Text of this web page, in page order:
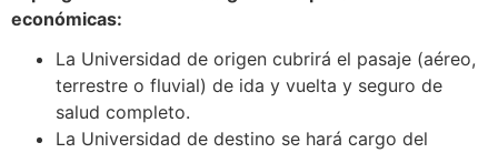
económicas:
La Universidad de origen cubrirá el pasaje (aéreo,
terrestre o fluvial) de ida y vuelta y seguro de
salud completo.
La Universidad de destino se hará cargo del